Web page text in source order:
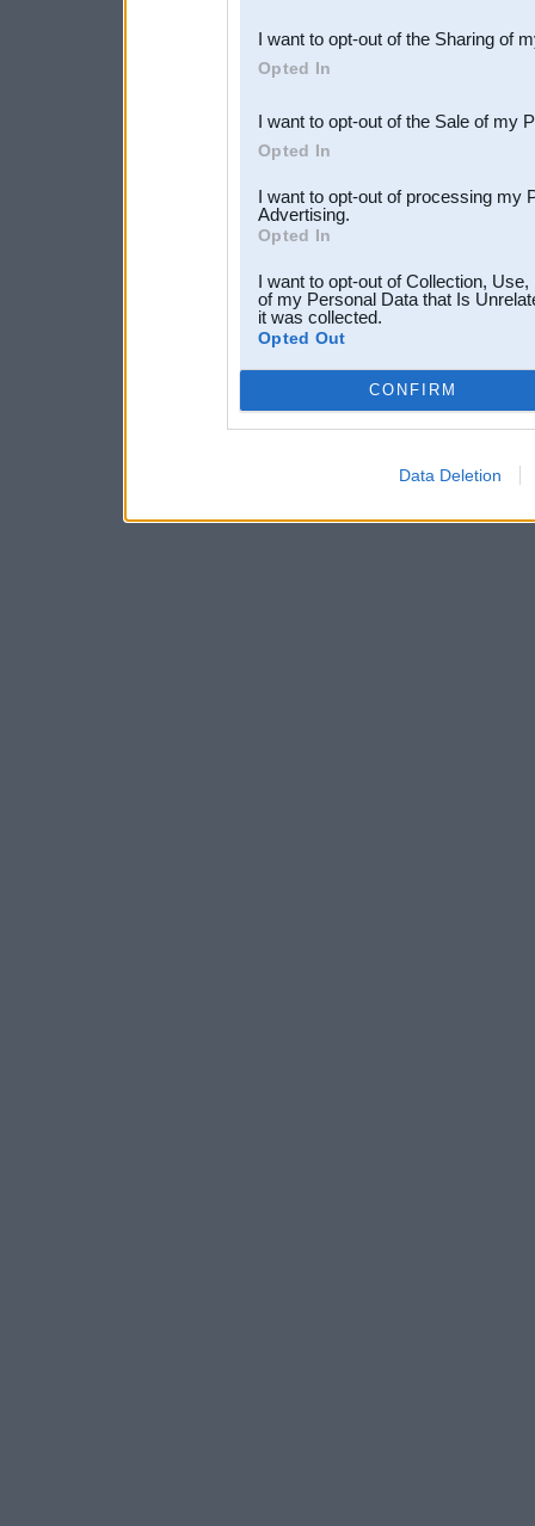
Downstream Participants
third parties.
I want to opt-out of the Sharing of
Opted In
I want to opt-out of the Sale of my
Opted In
I want to opt-out of processing my
Advertising.
Opted In
I want to opt-out of Collection,
of my Personal Data that Is
it was collected.
Opted Out
CONFIRM
Data Deletion